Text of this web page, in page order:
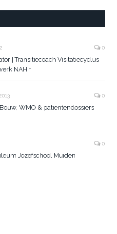
0
| Transitiecoach Visitatiecyclus
NAH +
0
WMO & patiëntendossiers
0
Jozefschool Muiden